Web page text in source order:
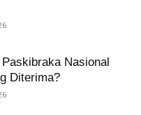
Nasional
Diterima?